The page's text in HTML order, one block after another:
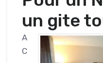
un gite
A
C